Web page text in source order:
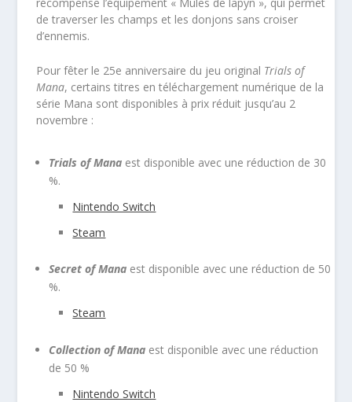
récompense l’équipement « Mules de lapyn », qui permet
de traverser les champs et les donjons sans croiser
d’ennemis.
Pour fêter le 25e anniversaire du jeu original Trials of
Mana, certains titres en téléchargement numérique de la
série Mana sont disponibles à prix réduit jusqu’au 2
novembre :
Trials of Mana est disponible avec une réduction de 30
%.
Nintendo Switch
Steam
Secret of Mana est disponible avec une réduction de 50
%.
Steam
Collection of Mana est disponible avec une réduction
de 50 %
Nintendo Switch